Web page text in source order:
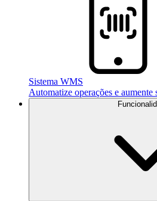
Sistema WMS
Automatize operações e